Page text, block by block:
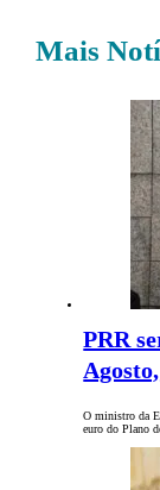
Mais
PRR
O ministro da
euro do Plano